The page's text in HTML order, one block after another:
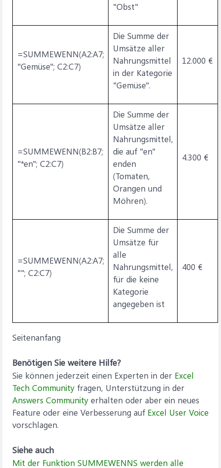
"Obst"
=SUMMEWENN(A2:A7;
"Gemüse"; C2:C7)
Die Summe der
Umsätze aller
Nahrungsmittel
in der Kategorie
"Gemüse".
12.000 €
=SUMMEWENN(B2:B7;
"*en"; C2:C7)
Die Summe der
Umsätze aller
Nahrungsmittel,
die auf "en"
enden
(Tomaten,
Orangen und
Möhren).
4.300 €
=SUMMEWENN(A2:A7;
""; C2:C7)
Die Summe der
Umsätze für
alle
Nahrungsmittel,
für die keine
Kategorie
angegeben ist
400 €
Seitenanfang
Benötigen Sie weitere Hilfe?
Sie können jederzeit einen Experten in der Excel
Tech Community fragen, Unterstützung in der
Answers Community erhalten oder aber ein neues
Feature oder eine Verbesserung auf Excel User Voice
vorschlagen.
Siehe auch
Mit der Funktion SUMMEWENNS werden alle